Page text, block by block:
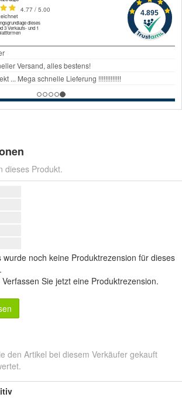
dieses Produkt.
wurde noch keine Produktrezension für dieses
Verfassen Sie jetzt eine Produktrezension.
den Artikel bei diesem Verkäufer gekauft